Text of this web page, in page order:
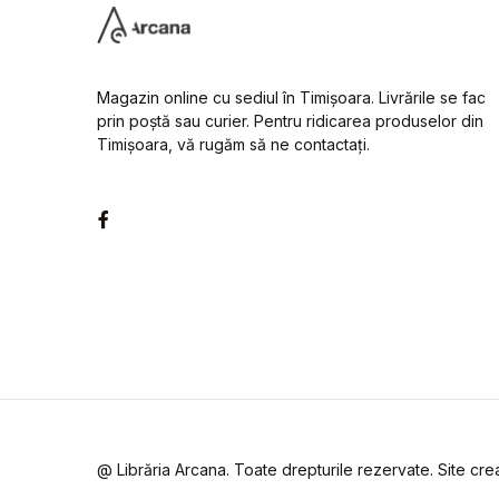
Magazin online cu sediul în Timișoara. Livrările se fac
prin poștă sau curier. Pentru ridicarea produselor din
Timișoara, vă rugăm să ne contactați.
@ Librăria Arcana. Toate drepturile rezervate. Site